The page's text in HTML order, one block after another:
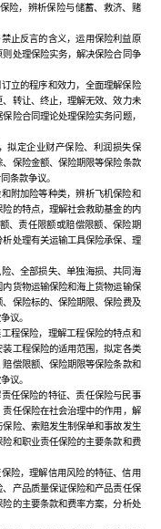
险，辨析保险与储蓄、救济、赌
止反言的含义，运用保险利益原
处理保险实务，解决保险合同争
立的程序和效力，全面理解保险
转让、终止，理解无效、效力未
险合同理论处理保险实务问题，
定企业财产保险、利润损失保
保险金额、保险期限等保险条款
条款争议。
附加险等种类，辨析飞机保险和
的特点，理解社会救助基金的内
、责任限额或赔偿限额、保险期
处理有关运输工具保险承保、理
、全部损失、单独海损、共同海
货物运输保险和海上货物运输保
保险标的、保险期限、保险费及
议。
程保险，理解工程保险的特点和
工程保险的适用范围，拟定各类
偿限额、保险期限等保险条款和
议。
任保险的特征、责任保险与民事
任保险在社会治理中的作用，解
险、索赔发生制保单和事故发生
和职业责任保险的主要条款和费
险，理解信用风险的特征、信用
产品质量保证保险和产品责任保
的主要条款和费率方案，分析处